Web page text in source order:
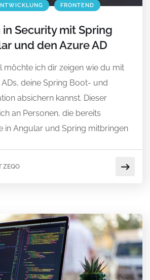
FRONTEND
in Security mit Spring
und den Azure AD
möchte ich dir zeigen wie du mit
deine Spring Boot- und
absichern kannst. Dieser
an Personen, die bereits
in Angular und Spring mitbringen
ZEQO